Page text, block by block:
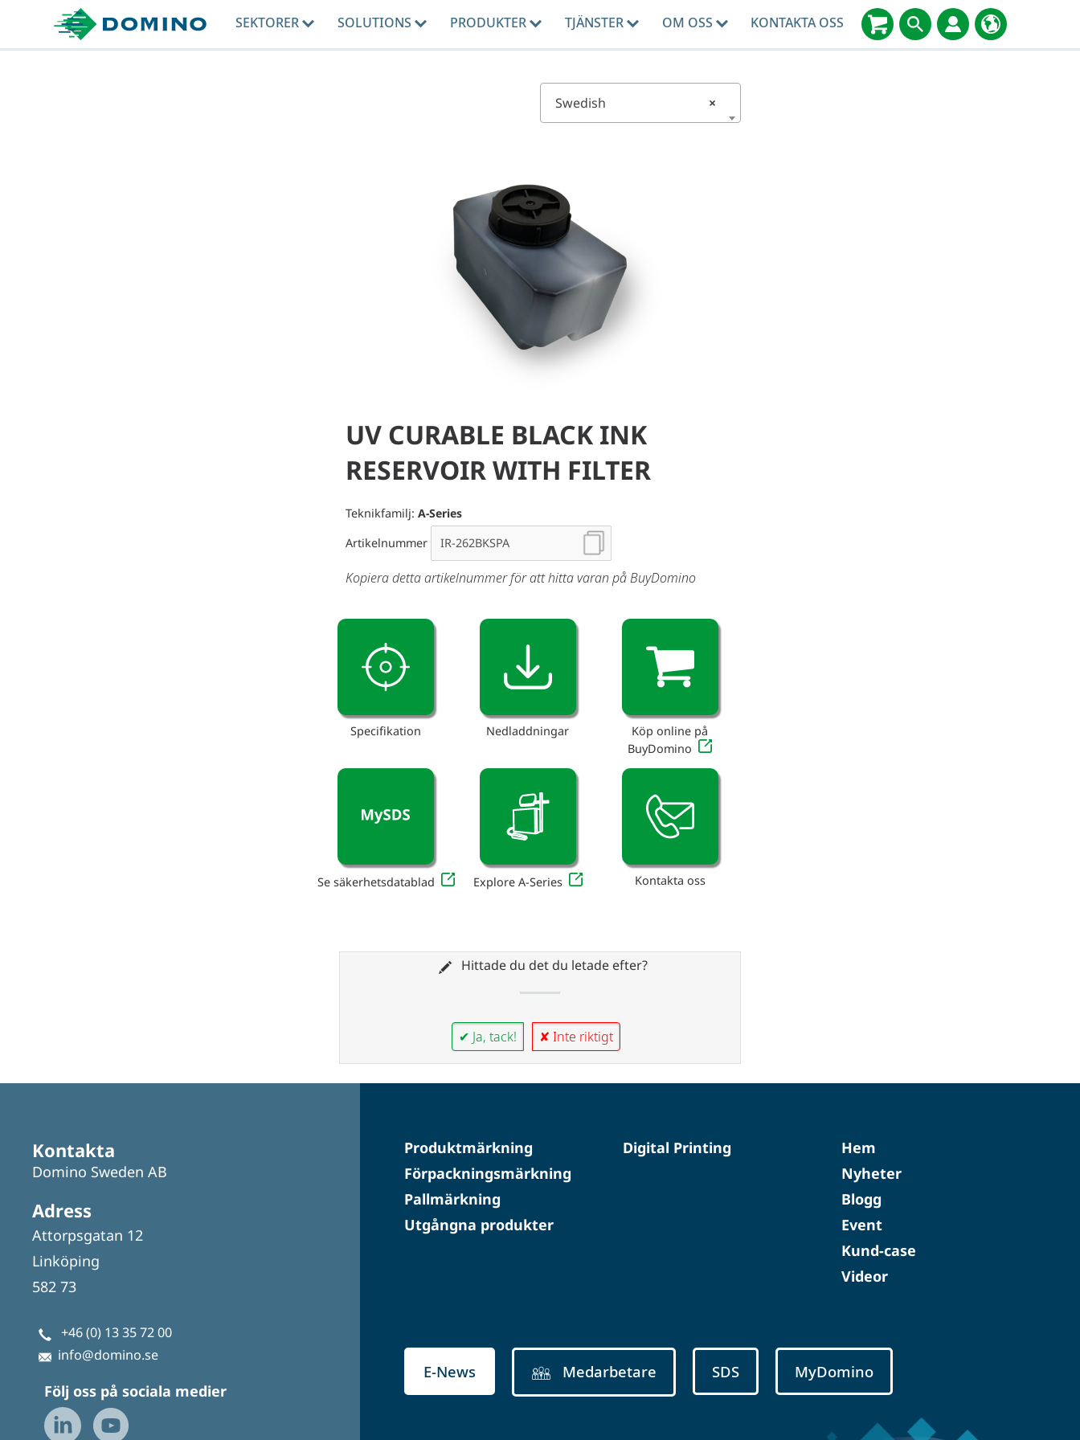
SEKTORER SOLUTIONS PRODUKTER TJÄNSTER OM OSS KONTAKTA OSS
×
Swedish
UV CURABLE BLACK INK
RESERVOIR WITH FILTER
Teknikfamilj: A-Series
Artikelnummer
Kopiera detta artikelnummer för att hitta varan på BuyDomino
Specifikation Nedladdningar
Köp online på
BuyDomino
Se säkerhetsdatablad Explore A-Series Kontakta oss
Hittade du det du letade efter?
✔ Ja, tack! ✘ Inte riktigt
Kontakta
Domino Sweden AB
Adress
Attorpsgatan 12
Linköping
582 73
+46 (0) 13 35 72 00
info@domino.se
Följ oss på sociala medier
Produktmärkning
Förpackningsmärkning
Pallmärkning
Utgångna produkter
Digital Printing
Hem
Nyheter
Blogg
Event
Kund-case
Videor
E-News Medarbetare SDS MyDomino